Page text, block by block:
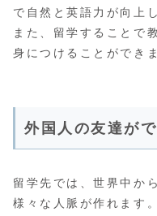
で自然と英語力が向上
また、留学することで
身につけることができ
外国人の友達が
留学先では、世界中か
様々な人脈が作れます。